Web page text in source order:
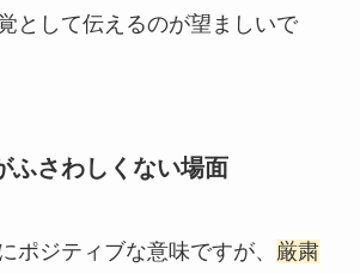
として伝えるのが望ましいで
ふさわしくない場面
ポジティブな意味ですが、 厳粛